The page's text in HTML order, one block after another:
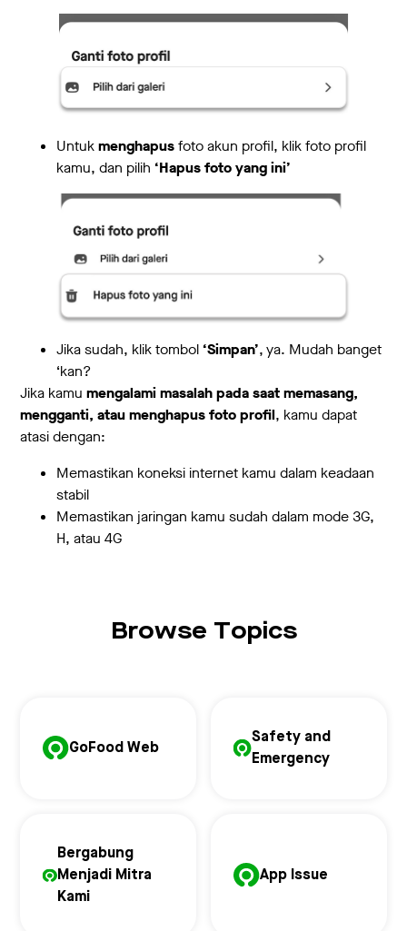
Untukmenghapusfoto akun profil, klik foto profil
kamu, dan pilih ‘Hapus foto yang ini’
Jika sudah, klik tombol ‘Simpan’, ya. Mudah banget
‘kan?
Jika kamumengalami masalah pada saat memasang,
mengganti, atau menghapus foto profil, kamu dapat
atasi dengan:
Memastikan koneksi internet kamu dalam keadaan
stabil
Memastikan jaringan kamu sudah dalam mode 3G,
H, atau 4G
Browse Topics
GoFood Web
Safety and
Emergency
Bergabung
Menjadi Mitra
Kami
App Issue